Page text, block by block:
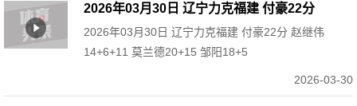
2026年03月30日 辽宁力克福建 付豪22分
赵继伟14+6+11 莫兰德20+15 邹阳18+5
2026年03月30日 辽宁力克福建 付豪22分 赵继伟
14+6+11 莫兰德20+15 邹阳18+5
2026-03-30